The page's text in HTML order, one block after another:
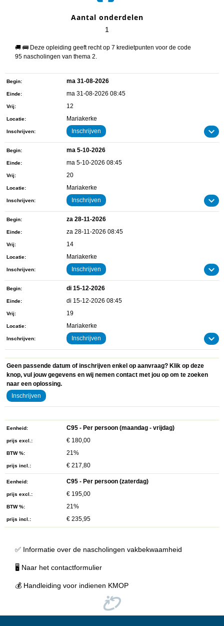
Aantal onderdelen
1
🚚 🚌 Deze opleiding geeft recht op 7 kredietpunten voor de code
95 nascholingen van thema 2.
Begin ma 31-08-2026
Einde ma 31-08-2026 08:45
Vrij 12
Locatie Mariakerke
Inschrijven Inschrijven
Begin ma 5-10-2026
Einde ma 5-10-2026 08:45
Vrij 20
Locatie Mariakerke
Inschrijven Inschrijven
Begin za 28-11-2026
Einde za 28-11-2026 08:45
Vrij 14
Locatie Mariakerke
Inschrijven Inschrijven
Begin di 15-12-2026
Einde di 15-12-2026 08:45
Vrij 19
Locatie Mariakerke
Inschrijven Inschrijven
Geen passende datum of inschrijven enkel op aanvraag? Klik op deze
knop, vul jouw gegevens en wij nemen contact met jou op om te zoeken
naar een oplossing.
Inschrijven
Eenheid C95 - Per persoon (maandag - vrijdag)
prijs excl. € 180,00
BTW % 21%
prijs incl. € 217,80
Eenheid C95 - Per persoon (zaterdag)
prijs excl. € 195,00
BTW % 21%
prijs incl. € 235,95
✅ Informatie over de nascholingen vakbekwaamheid
🖥 Naar het contactformulier
💰 Handleiding voor indienen KMOP